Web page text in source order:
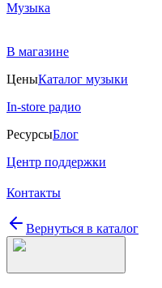
Музыка
В магазине
ЦеныКаталог музыки
In-store радио
РесурсыБлог
Центр поддержки
Контакты
Вернуться в каталог